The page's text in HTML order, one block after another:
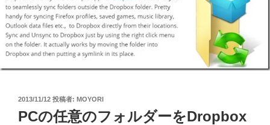
投
日:
2013/11/12 投稿者: MOYORI
PCの任意のフォルダーをDropbox